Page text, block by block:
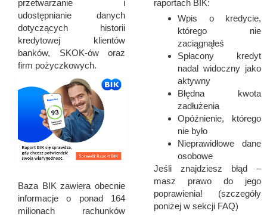
przetwarzanie i
udostępnianie danych
dotyczących historii
kredytowej klientów
banków, SKOK-ów oraz
firm pożyczkowych.
Baza BIK zawiera obecnie
informacje o ponad 164
milionach rachunków
raportach BIK:
Wpis o kredycie,
którego nie
zaciągnąłeś
Spłacony kredyt
nadal widoczny jako
aktywny
Błędna kwota
zadłużenia
Opóźnienie, którego
nie było
Nieprawidłowe dane
osobowe
Jeśli znajdziesz błąd –
masz prawo do jego
poprawienia! (szczegóły
poniżej w sekcji FAQ)